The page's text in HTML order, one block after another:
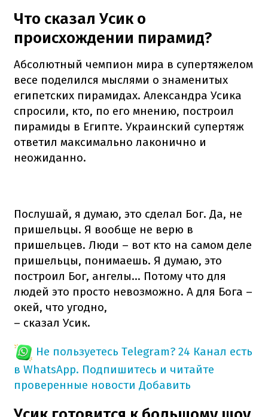
Что сказал Усик о
происхождении пирамид?
Абсолютный чемпион мира в супертяжелом
весе поделился мыслями о знаменитых
египетских пирамидах. Александра Усика
спросили, кто, по его мнению, построил
пирамиды в Египте. Украинский супертяж
ответил максимально лаконично и
неожиданно.
Послушай, я думаю, это сделал Бог. Да, не
пришельцы. Я вообще не верю в
пришельцев. Люди – вот кто на самом деле
пришельцы, понимаешь. Я думаю, это
построил Бог, ангелы... Потому что для
людей это просто невозможно. А для Бога –
окей, что угодно,
– сказал Усик.
Не пользуетесь Telegram? 24 Канал есть
в WhatsApp. Подпишитесь и читайте
проверенные новости Добавить